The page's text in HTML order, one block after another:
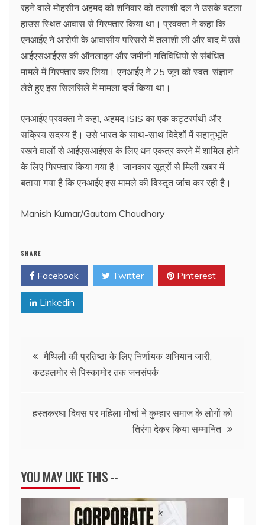
रहने वाले मोहसीन अहमद को शनिवार को तलाशी दल ने उसके बटला
हाउस स्थित आवास से गिरफ्तार किया था। प्रवक्ता ने कहा कि
एनआईए ने आरोपी के आवासीय परिसरों में तलाशी ली और बाद में उसे
आईएसआईएस की ऑनलाइन और जमीनी गतिविधियों से संबंधित
मामले में गिरफ्तार कर लिया। एनआईए ने 25 जून को स्वत: संज्ञान
लेते हुए इस सिलसिले में मामला दर्ज किया था।
एनआईए प्रवक्ता ने कहा, अहमद ISIS का एक कट्टरपंथी और
सक्रिय सदस्य है। उसे भारत के साथ-साथ विदेशों में सहानुभूति
रखने वालों से आईएसआईएस के लिए धन एकत्र करने में शामिल होने
के लिए गिरफ्तार किया गया है। जानकार सूत्रों से मिली खबर में
बताया गया है कि एनआईए इस मामले की विस्तृत जांच कर रही है।
Manish Kumar/Gautam Chaudhary
SHARE
Facebook Twitter Pinterest
Linkedin
Post
navigation
मैथिली की प्रतिष्ठा के लिए निर्णायक अभियान जारी,
कटहलमोर से पिस्कामोर तक जनसंपर्क
हस्तकरघा दिवस पर महिला मोर्चा ने कुम्हार समाज के लोगों को
तिरंगा देकर किया सम्मानित
YOU MAY LIKE THIS --